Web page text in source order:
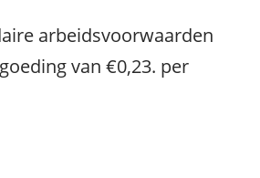
arbeidsvoorwaarden
van €0,23. per